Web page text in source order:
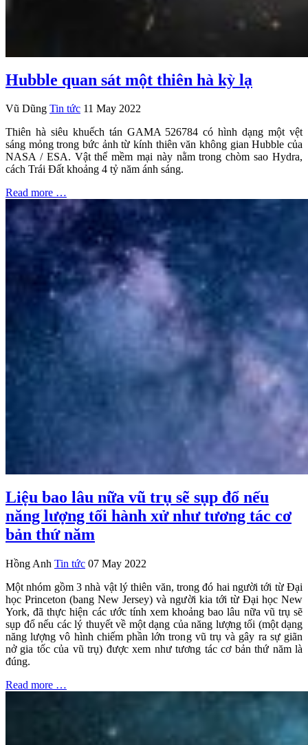
Hubble quan sát một thiên hà kỳ lạ
Vũ Dũng Tin tức 11 May 2022
Thiên hà siêu khuếch tán GAMA 526784 có hình dạng một vệt
sáng mỏng trong bức ảnh từ kính thiên văn không gian Hubble của
NASA / ESA. Vật thể mềm mại này nằm trong chòm sao Hydra,
cách Trái Đất khoảng 4 tỷ năm ánh sáng.
Read more …
Liệu bao lâu nữa vũ trụ sẽ sụp đổ nếu
năng lượng tối hành xử như tương tác cơ
bản thứ năm
Hồng Anh Tin tức 07 May 2022
Một nhóm gồm 3 nhà vật lý thiên văn, trong đó hai người tới từ Đại
học Princeton (bang New Jersey) và người kia tới từ Đại học New
York, đã thực hiện các ước tính xem khoảng bao lâu nữa vũ trụ sẽ
sụp đổ nếu các lý thuyết về một dạng của năng lượng tối (một dạng
năng lượng vô hình chiếm phần lớn trong vũ trụ và gây ra sự giãn
nở gia tốc của vũ trụ) được xem như tương tác cơ bản thứ năm là
đúng.
Read more …